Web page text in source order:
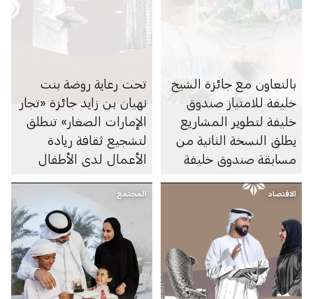
بالتعاون مع جائزة الشيخ
خليفة للامتياز صندوق
خليفة لتطوير المشاريع
يطلق النسخة الثانية من
مسابقة صندوق خليفة
تحت رعاية روضة بنت
نهيان بن زايد جائزة «تجار
الإمارات الصغار» تنطلق
لتشجيع ثقافة ريادة
الأعمال لدى الأطفال
الإمارات
الاقتصاد المجتمع